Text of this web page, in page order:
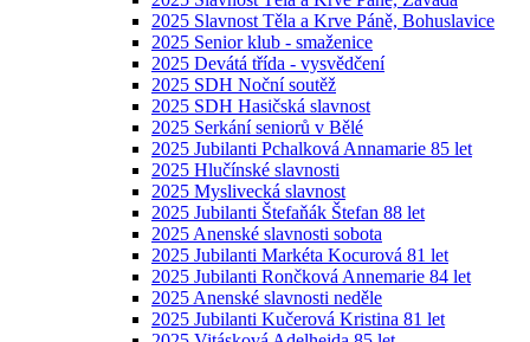
2025 Slavnost Těla a Krve Páně, Bohuslavice
2025 Senior klub - smaženice
2025 Devátá třída - vysvědčení
2025 SDH Noční soutěž
2025 SDH Hasičská slavnost
2025 Serkání seniorů v Bělé
2025 Jubilanti Pchalková Annamarie 85 let
2025 Hlučínské slavnosti
2025 Myslivecká slavnost
2025 Jubilanti Štefaňák Štefan 88 let
2025 Anenské slavnosti sobota
2025 Jubilanti Markéta Kocurová 81 let
2025 Jubilanti Rončková Annemarie 84 let
2025 Anenské slavnosti neděle
2025 Jubilanti Kučerová Kristina 81 let